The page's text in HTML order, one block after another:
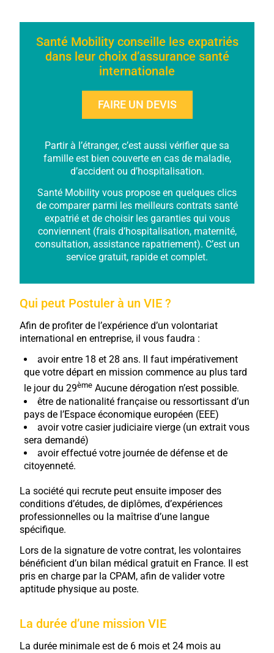
Santé Mobility conseille les expatriés
dans leur choix d’assurance santé
internationale
FAIRE UN DEVIS
Partir à l’étranger, c’est aussi vérifier que sa
famille est bien couverte en cas de maladie,
d’accident ou d’hospitalisation.
Santé Mobility vous propose en quelques clics
de comparer parmi les meilleurs contrats santé
expatrié et de choisir les garanties qui vous
conviennent (frais d’hospitalisation, maternité,
consultation, assistance rapatriement). C’est un
service gratuit, rapide et complet.
Qui peut Postuler à un VIE ?
Afin de profiter de l’expérience d’un volontariat
international en entreprise, il vous faudra :
avoir entre 18 et 28 ans. Il faut impérativement
que votre départ en mission commence au plus tard
le jour du 29ème Aucune dérogation n’est possible.
être de nationalité française ou ressortissant d’un
pays de l’Espace économique européen (EEE)
avoir votre casier judiciaire vierge (un extrait vous
sera demandé)
avoir effectué votre journée de défense et de
citoyenneté.
La société qui recrute peut ensuite imposer des
conditions d’études, de diplômes, d’expériences
professionnelles ou la maîtrise d’une langue
spécifique.
Lors de la signature de votre contrat, les volontaires
bénéficient d’un bilan médical gratuit en France. Il est
pris en charge par la CPAM, afin de valider votre
aptitude physique au poste.
La durée d’une mission VIE
La durée minimale est de 6 mois et 24 mois au